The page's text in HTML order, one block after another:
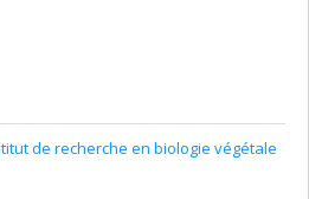
de recherche en biologie végétale